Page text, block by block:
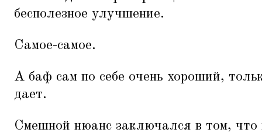
бесполезное улучшение.
Самое-самое.
А баф сам по себе очень хороший,
дает.
Смешной нюанс заключался в том,